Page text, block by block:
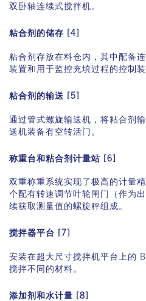
在碎石场的装载站可以安装移动
颗粒混合料之间的产品切换。
双卧轴连续式搅拌机。
粘合剂的储存 [4]
粘合剂存放在料仓内，其中配备
装置和用于监控充填过程的控制装
粘合剂的输送 [5]
通过管式螺旋输送机，将粘合剂
送机装备有空转活门。
称重台和粘合剂计量站 [6]
双重称重系统实现了极高的计量
个配有转速调节叶轮闸门（作为
续获取测量值的螺旋秤组成。
搅拌器平台 [7]
安装在超大尺寸搅拌机平台上的
搅拌不同的材料。
添加剂和水计量 [8]